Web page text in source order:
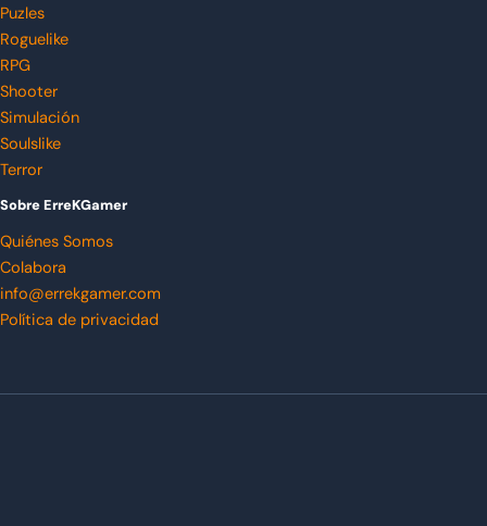
Puzles
Roguelike
RPG
Shooter
Simulación
Soulslike
Terror
Sobre ErreKGamer
Quiénes Somos
Colabora
info@errekgamer.com
Política de privacidad